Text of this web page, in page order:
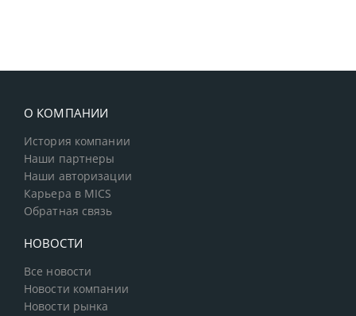
О КОМПАНИИ
История компании
Наши партнеры
Наши авторизации
Карьера в MICS
Обратная связь
НОВОСТИ
Все новости
Новости компании
Новости рынка